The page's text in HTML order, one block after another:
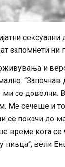
запомнети ни
и
“Започнав
се доволни.
Ме сечеше и
се покачи до
време кога се
вели